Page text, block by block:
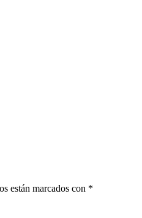
están marcados con *